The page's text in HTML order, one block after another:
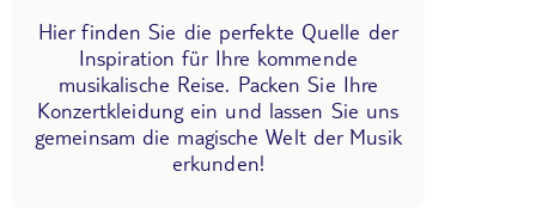
Hier finden Sie die perfekte Quelle der
Inspiration für Ihre kommende
musikalische Reise. Packen Sie Ihre
Konzertkleidung ein und lassen Sie uns
gemeinsam die magische Welt der Musik
erkunden!